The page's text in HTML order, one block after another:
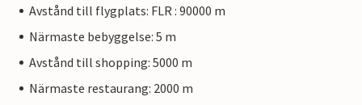
Avstånd till flygplats: FLR : 90000 m
Närmaste bebyggelse: 5 m
Avstånd till shopping: 5000 m
Närmaste restaurang: 2000 m